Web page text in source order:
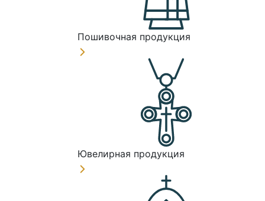
Пошивочная продукция
Ювелирная продукция